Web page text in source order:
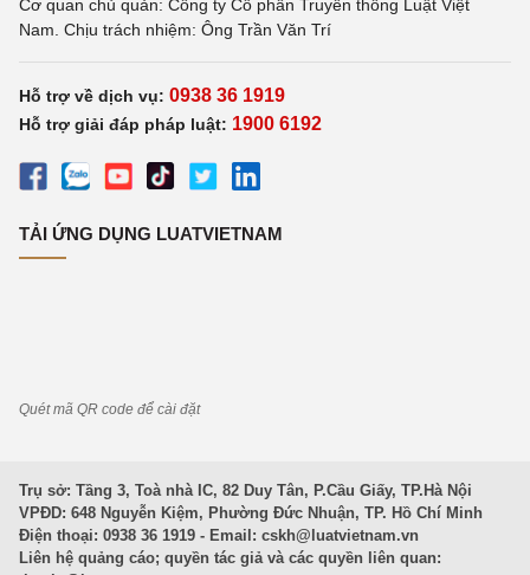
Cơ quan chủ quản: Công ty Cổ phần Truyền thông Luật Việt
Nam. Chịu trách nhiệm: Ông Trần Văn Trí
Hỗ trợ về dịch vụ: 0938 36 1919
Hỗ trợ giải đáp pháp luật: 1900 6192
TẢI ỨNG DỤNG LUATVIETNAM
Quét mã QR code để cài đặt
Trụ sở: Tầng 3, Toà nhà IC, 82 Duy Tân, P.Cầu Giấy, TP.Hà Nội
VPĐD: 648 Nguyễn Kiệm, Phường Đức Nhuận, TP. Hồ Chí Minh
Điện thoại: 0938 36 1919 - Email: cskh@luatvietnam.vn
Liên hệ quảng cáo; quyền tác giả và các quyền liên quan: